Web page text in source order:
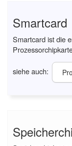
Smartcard
Smartcard ist die
siehe auch: